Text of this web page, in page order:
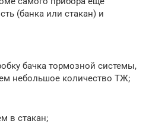
(банка или стакан) и
бачка тормозной системы,
небольшое количество ТЖ;
в стакан;